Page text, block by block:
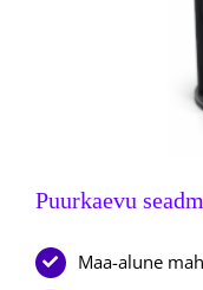
Puurkaevu
Maa-alune